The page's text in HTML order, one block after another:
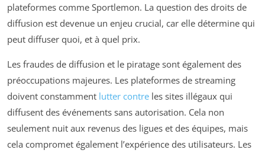
plateformes comme Sportlemon. La question des droits de
diffusion est devenue un enjeu crucial, car elle détermine qui
peut diffuser quoi, et à quel prix.
Les fraudes de diffusion et le piratage sont également des
préoccupations majeures. Les plateformes de streaming
doivent constamment lutter contre les sites illégaux qui
diffusent des événements sans autorisation. Cela non
seulement nuit aux revenus des ligues et des équipes, mais
cela compromet également l’expérience des utilisateurs. Les